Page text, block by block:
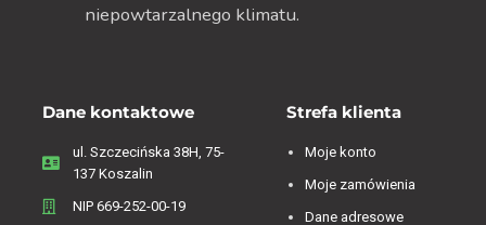
niepowtarzalnego klimatu.
Dane kontaktowe
ul. Szczecińska 38H, 75-
137 Koszalin
NIP 669-252-00-19
Strefa klienta
Moje konto
Moje zamówienia
Dane adresowe